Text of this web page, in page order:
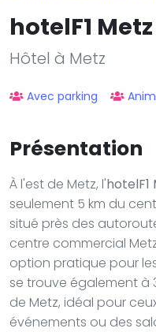
hotelF1
Hôtel à Metz
Avec parking
Présentation
À l'est de Metz, l'
seulement 5 km du
situé près des
centre commercial
option pratique pour
se trouve également à
de Metz, idéal pour
événements ou des